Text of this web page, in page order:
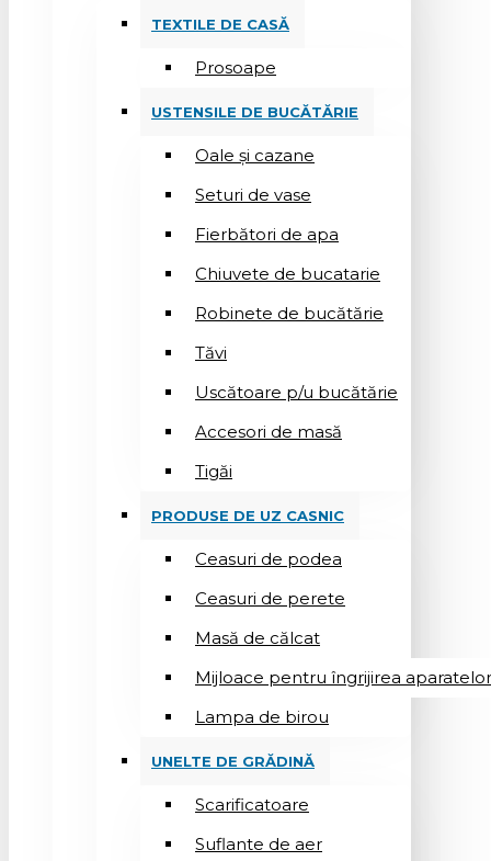
TEXTILE DE CASĂ
Prosoape
USTENSILE DE BUCĂTĂRIE
Oale și cazane
Seturi de vase
Fierbători de apa
Chiuvete de bucatarie
Robinete de bucătărie
Tăvi
Uscătoare p/u bucătărie
Accesori de masă
Tigăi
PRODUSE DE UZ CASNIC
Ceasuri de podea
Ceasuri de perete
Masă de călcat
Mijloace pentru îngrijirea
Lampa de birou
UNELTE DE GRĂDINĂ
Scarificatoare
Suflantе de aer